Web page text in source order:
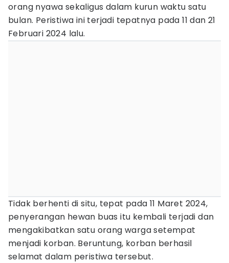
orang nyawa sekaligus dalam kurun waktu satu
bulan. Peristiwa ini terjadi tepatnya pada 11 dan 21
Februari 2024 lalu.
Tidak berhenti di situ, tepat pada 11 Maret 2024,
penyerangan hewan buas itu kembali terjadi dan
mengakibatkan satu orang warga setempat
menjadi korban. Beruntung, korban berhasil
selamat dalam peristiwa tersebut.